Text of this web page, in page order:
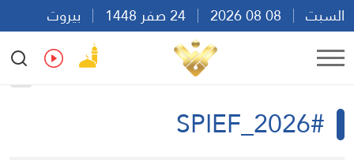
السبت
بيروت
20:24
Ar
#SPIEF_2026